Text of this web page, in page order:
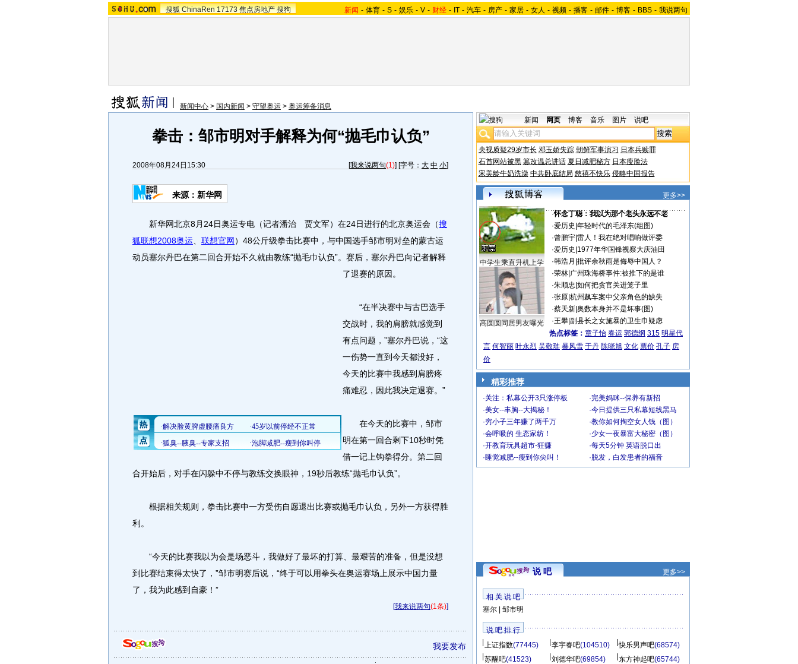
搜狐 ChinaRen 17173 焦点房地产 搜狗 新闻 - 体育 - S - 娱乐 - V - 财经 - IT - 汽车 - 房产 - 家居 - 女人 - 视频 - 播客 - 邮件 - 博客 - BBS - 我说两句
新闻中心 > 国内新闻 > 守望奥运 > 奥运筹备消息
拳击：邹市明对手解释为何“抛毛巾认负”
2008年08月24日15:30 [我来说两句(1)] [字号： 大 中 小]
来源：新华网
新华网北京8月24日奥运专电（记者潘治 贾文军）在24日进行的北京奥运会（搜
狐联想2008奥运
联想官网 ）48公斤级拳击比赛中，与中国选手邹市明对垒的蒙古运
动员塞尔丹巴在第二回合开始不久就由教练“抛毛巾认负”。赛后，塞尔丹巴向记者解释
了退赛的原因。
“在半决赛中与古巴选手
交战时，我的肩膀就感觉到
有点问题，”塞尔丹巴说，“这
一伤势一直到今天都没好，
今天的比赛中我感到肩膀疼
痛难忍，因此我决定退赛。”
在今天的比赛中，邹市
明在第一回合剩下10秒时凭
借一记上钩拳得分。第二回
合开始后，对手在闪躲中不停与教练交换眼神，19秒后教练“抛毛巾认负”。
根据相关规则，拳击比赛中一方受伤自愿退出比赛或抛毛巾认负，另外一方获得胜
利。
“今天的比赛我以为会是场恶斗，我做好了最坏的打算、最艰苦的准备，但是没想
到比赛结束得太快了，”邹市明赛后说，“终于可以用拳头在奥运赛场上展示中国力量
了，我为此感到自豪！”
[我来说两句(1条)]
我要发布
新闻 网页 博客 音乐 图片 说吧
央视质疑29岁市长 邓玉娇失踪 朝鲜军事演习 日本兵赎罪
石首网站被黑 篡改温总讲话 夏日减肥秘方 日本瘦脸法
宋美龄牛奶洗澡 中共卧底结局 慈禧不快乐 侵略中国报告
更多>>
中学生乘直升机上学
高圆圆同居男友曝光
·怀念丁聪：我以为那个老头永远不老
·爱历史 年轻时代的毛泽东(组图)
·曾鹏宇| 雷人！我在绝对唱响做评委
·爱历史 1977年华国锋视察大庆油田
·韩浩月 批评余秋雨是侮辱中国人？
·荣林| 广州珠海桥事件:被推下的是谁
·朱顺忠 如何把贪官关进笼子里
·张原| 杭州飙车案中父亲角色的缺失
·蔡天新| 奥数本身并不是坏事(图)
·王攀| 副县长之女施暴的卫生巾疑虑
热点标签： 章子怡 春运 郭德纲 315 明星代
言 何智丽 叶永烈 吴敬琏 暴风雪 于丹 陈晓旭 文化 票价 孔子 房
价
精彩推荐
·关注：私幕公开3只涨停板 ·完美妈咪--保养有新招
·美女--丰胸--大揭秘！ ·今日提供三只私幕短线黑马
·穷小子三年赚了两千万 ·教你如何掏空女人钱（图）
·会呼吸的 生态家纺！ ·少女一夜暴富大秘密（图）
·开教育玩具超市-狂赚 ·每天5分钟 英语脱口出
·睡觉减肥--瘦到你尖叫！ · 脱发，白发患者的福音
说 吧 更多>>
相 关 说 吧
塞尔| 邹市明
说 吧 排 行
上证指数(77445) 李宇春吧(104510) 快乐男声吧(68574)
苏醒吧(41523) 刘德华吧(69854) 东方神起吧(65744)